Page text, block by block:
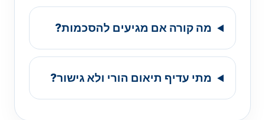
מה קורה אם מגיעים להסכמות?
מתי עדיף תיאום הורי ולא גישור?